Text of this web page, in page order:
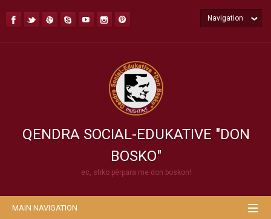
QENDRA SOCIAL-EDUKATIVE "DON
BOSKO"
ec, shko përpara me don boskon!
Navigation
MAIN NAVIGATION